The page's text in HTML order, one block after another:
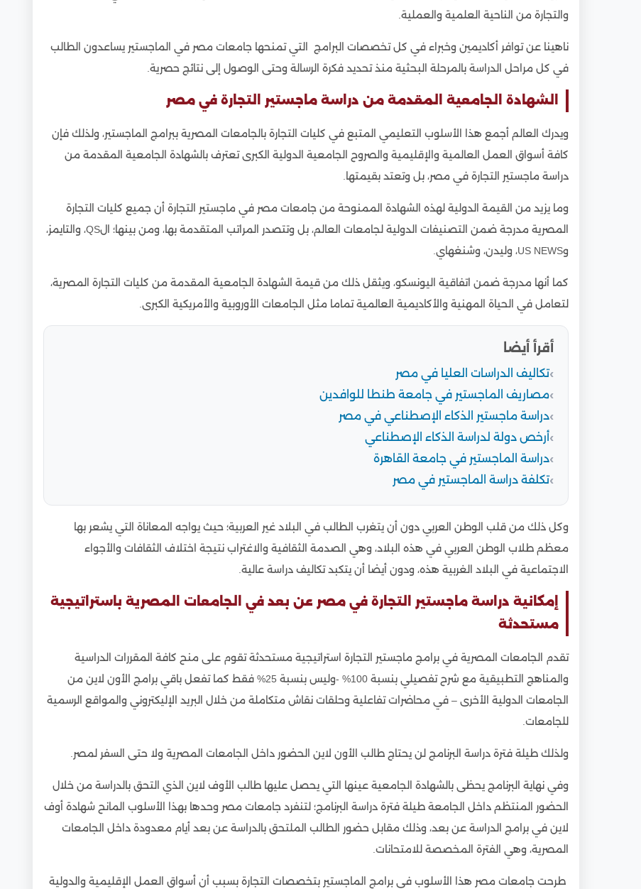
والتجارة من الناحية العلمية والعملية.
ناهينا عن توافر أكاديمين وخبراء في كل تخصصات البرامج التي تمنحها جامعات مصر في الماجستير يساعدون الطالب
في كل مراحل الدراسة بالمرحلة البحثية منذ تحديد فكرة الرسالة وحتى الوصول إلى نتائج حصرية.
الشهادة الجامعية المقدمة من دراسة ماجستير التجارة في مصر
ويدرك العالم أجمع هذا الأسلوب التعليمي المتبع في كليات التجارة بالجامعات المصرية ببرامج الماجستير، ولذلك فإن
كافة أسواق العمل العالمية والإقليمية والصروح الجامعية الدولية الكبرى تعترف بالشهادة الجامعية المقدمة من
دراسة ماجستير التجارة في مصر، بل وتعتد بقيمتها.
وما يزيد من القيمة الدولية لهذه الشهادة الممنوحة من جامعات مصر في ماجستير التجارة أن جميع كليات التجارة
المصرية مدرجة ضمن التصنيفات الدولية لجامعات العالم، بل وتتصدر المراتب المتقدمة بها، ومن بينها؛ الQS، والتايمز،
وUS NEWS، وليدن، وشنغهاي.
كما أنها مدرجة ضمن اتفاقية اليونسكو، ويثقل ذلك من قيمة الشهادة الجامعية المقدمة من كليات التجارة المصرية،
لتعامل في الحياة المهنية والأكاديمية العالمية تماما مثل الجامعات الأوروبية والأمريكية الكبرى.
أقرأ أيضا
تكاليف الدراسات العليا في مصر
مصاريف الماجستير في جامعة طنطا للوافدين
دراسة ماجستير الذكاء الإصطناعي في مصر
أرخص دولة لدراسة الذكاء الإصطناعي
دراسة الماجستير في جامعة القاهرة
تكلفة دراسة الماجستير في مصر
وكل ذلك من قلب الوطن العربي دون أن يتغرب الطالب في البلاد غير العربية؛ حيث يواجه المعاناة التي يشعر بها
معظم طلاب الوطن العربي في هذه البلاد، وهي الصدمة الثقافية والاغتراب نتيجة اختلاف الثقافات والأجواء
الاجتماعية في البلاد الغربية هذه، ودون أيضا أن يتكبد تكاليف دراسة عالية.
إمكانية دراسة ماجستير التجارة في مصر عن بعد في الجامعات المصرية باستراتيجية
مستحدثة
تقدم الجامعات المصرية في برامج ماجستير التجارة استراتيجية مستحدثة تقوم على منح كافة المقررات الدراسية
والمناهج التطبيقية مع شرح تفصيلي بنسبة 100% -وليس بنسبة 25% فقط كما تفعل باقي برامج الأون لاين من
الجامعات الدولية الأخرى – في محاضرات تفاعلية وحلقات نقاش متكاملة من خلال البريد الإليكتروني والمواقع الرسمية
للجامعات.
ولذلك طيلة فترة دراسة البرنامج لن يحتاج طالب الأون لاين الحضور داخل الجامعات المصرية ولا حتى السفر لمصر.
وفي نهاية البرنامج يحظى بالشهادة الجامعية عينها التي يحصل عليها طالب الأوف لاين الذي التحق بالدراسة من خلال
الحضور المنتظم داخل الجامعة طيلة فترة دراسة البرنامج؛ لتنفرد جامعات مصر وحدها بهذا الأسلوب المانح شهادة أوف
لاين في برامج الدراسة عن بعد، وذلك مقابل حضور الطالب الملتحق بالدراسة عن بعد أيام معدودة داخل الجامعات
المصرية، وهي الفترة المخصصة للامتحانات.
طرحت جامعات مصر هذا الأسلوب في برامج الماجستير بتخصصات التجارة بسبب أن أسواق العمل الإقليمية والدولية